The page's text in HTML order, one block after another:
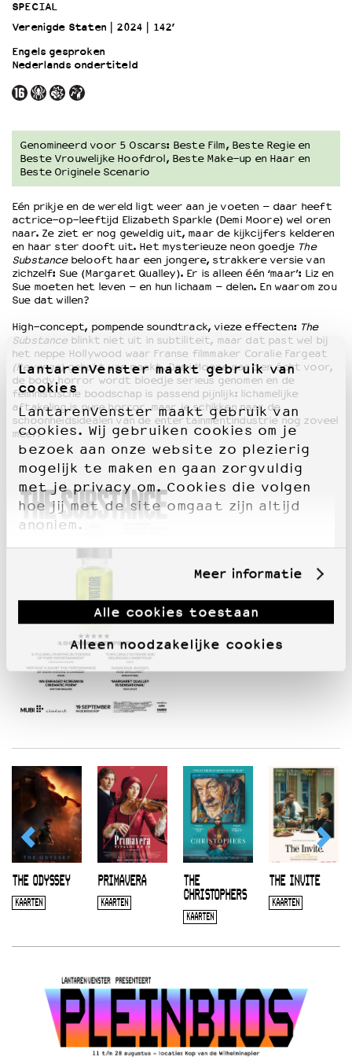
LantarenVenster maakt gebruik van
cookies
LantarenVenster maakt gebruik van
cookies. Wij gebruiken cookies om je
bezoek aan onze website zo plezierig
mogelijk te maken en gaan zorgvuldig
met je privacy om. Cookies die volgen
hoe jij met de site omgaat zijn altijd
anoniem.
Meer informatie
Alle cookies toestaan
Alleen noodzakelijke cookies
Wat we doen
Wie is wie
Partners
Huisregels
Integriteits- en gedragscode
Duurzaamheid
Culturele boycot Israël
Ruimte voor artistieke vrijheid – VNPF
SPECIAL
Verenigde Staten
2024
142’
Engels gesproken
Nederlands ondertiteld
Genomineerd voor 5 Oscars: Beste Film, Beste Regie en
Beste Vrouwelijke Hoofdrol, Beste Make-up en Haar en
Beste Originele Scenario
Eén prikje en de wereld ligt weer aan je voeten – daar heeft
actrice-op-leeftijd Elizabeth Sparkle (Demi Moore) wel oren
naar. Ze ziet er nog geweldig uit, maar de kijkcijfers kelderen
en haar ster dooft uit. Het mysterieuze neon goedje The
Substancebelooft haar een jongere, strakkere versie van
zichzelf: Sue (Margaret Qualley). Er is alleen één ‘maar’: Liz en
Sue moeten het leven – en hun lichaam – delen. En waarom zou
Sue dat willen?
High-concept, pompende soundtrack, vieze effecten: The
Substance blinkt niet uit in subtiliteit, maar dat past wel bij
het neppe Hollywood waar Franse filmmaker Coralie Fargeat
(Revenge)gehakt van maakt. Demi Moore gaat er écht voor,
de body horror wordt bloedje serieus genomen en de
feministische boodschap is passend pijnlijk: lichamelijke
aftakeling is pure horror, maar je schikken naar de
schoonheidsidealen van de entertainmentindustrie nog zoveel
meer.
THE ODYSSEY
KAARTEN
PRIMAVERA
KAARTEN
THE
CHRISTOPHERS
KAARTEN
THE INVITE
KAARTEN